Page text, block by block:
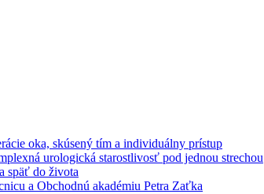
oka, skúsený tím a individuálny prístup
urologická starostlivosť pod jednou strechou
späť do života
a Obchodnú akadémiu Petra Zaťka